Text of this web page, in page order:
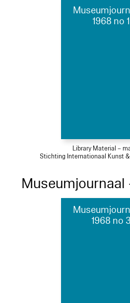
1968 no 1
Library Material –
Stichting Internationaal Kunst
Museumjournaal
1968 no 3